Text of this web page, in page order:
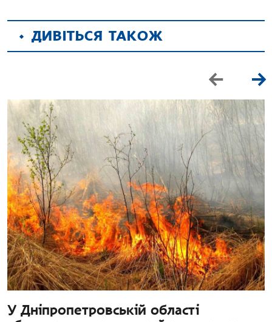
ДИВІТЬСЯ ТАКОЖ
У Дніпропетровській області